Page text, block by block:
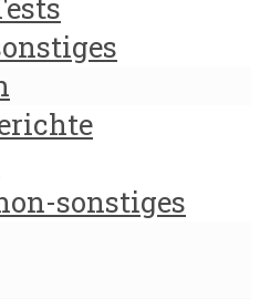
sonstiges